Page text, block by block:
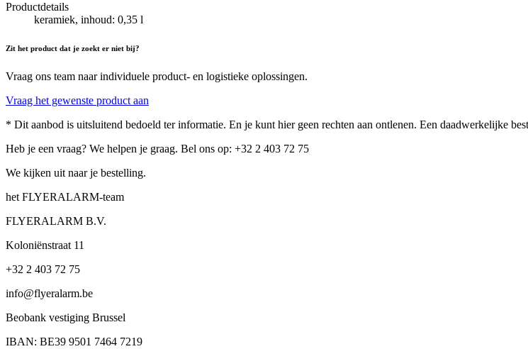
Productdetails
keramiek, inhoud: 0,35 l
Zit het product dat je zoekt er niet bij?
Vraag ons team naar individuele product- en logistieke oplossingen.
Vraag het gewenste product aan
* Dit aanbod is uitsluitend bedoeld ter informatie. En je kunt hier geen rechten aan ontlenen. Een daadwerkelijke
Heb je een vraag? We helpen je graag. Bel ons op: +32 2 403 72 75
We kijken uit naar je bestelling.
het FLYERALARM-team
FLYERALARM B.V.
Koloniënstraat 11
+32 2 403 72 75
info@flyeralarm.be
Beobank vestiging Brussel
IBAN: BE39 9501 7464 7219